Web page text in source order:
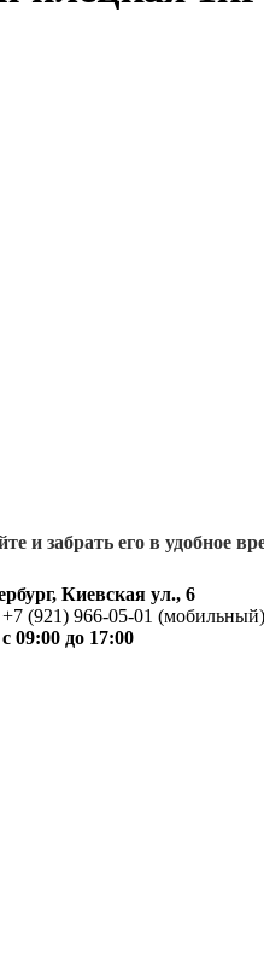
и забрать его в удобное
Киевская ул., 6
(921) 966-05-01
с 09:00 до 17:00